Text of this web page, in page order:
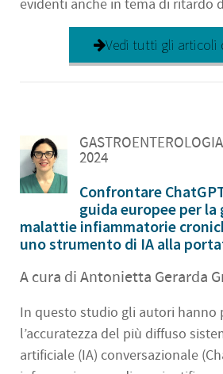
evidenti anche in tema di ritardo
Vedi tutti gli articoli
GASTROENTEROLOGIA
2024
Confrontare
guida europee per
malattie infiammatorie
uno strumento di IA alla
A cura di Antonietta Gerarda
In questo studio gli autori hanno
l’accuratezza del più diffuso
artificiale (IA) conversazionale